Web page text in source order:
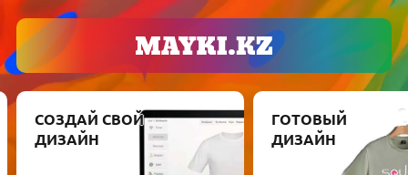
СОЗДАЙ СВОЙ
ДИЗАЙН
ГОТОВЫЙ
ДИЗАЙН